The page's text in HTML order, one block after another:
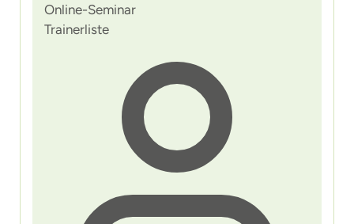
Online-Seminar
Trainerliste